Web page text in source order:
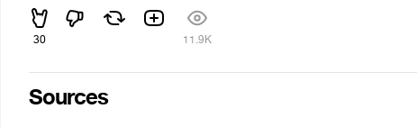
30 11.9K
Sources